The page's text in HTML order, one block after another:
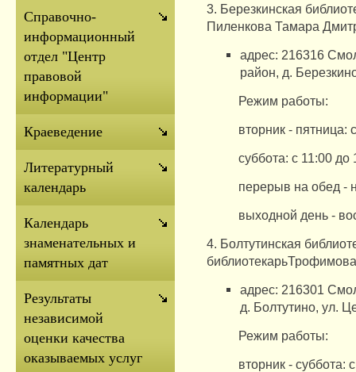
3. Березкинская
Пиленкова Тамара
адрес: 216316
район, д.
Режим работы:
вторник - пятница:
суббота: с 11:00 до
перерыв на обед -
выходной день -
4. Болтутинская
адрес: 216301
д. Болтутино, ул.
Режим работы:
вторник - суббота:
Справочно-
информационный
отдел "Центр
правовой
информации"
Краеведение
Литературный
календарь
Календарь
знаменательных и
памятных дат
Результаты
независимой
оценки качества
оказываемых услуг